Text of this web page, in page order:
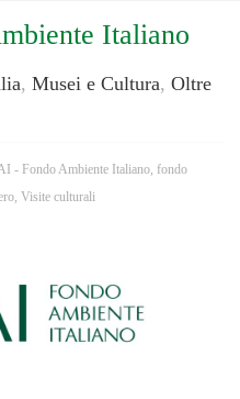
Italiano
, Musei e Cultura, Oltre
- Fondo Ambiente Italiano fondo
Visite culturali